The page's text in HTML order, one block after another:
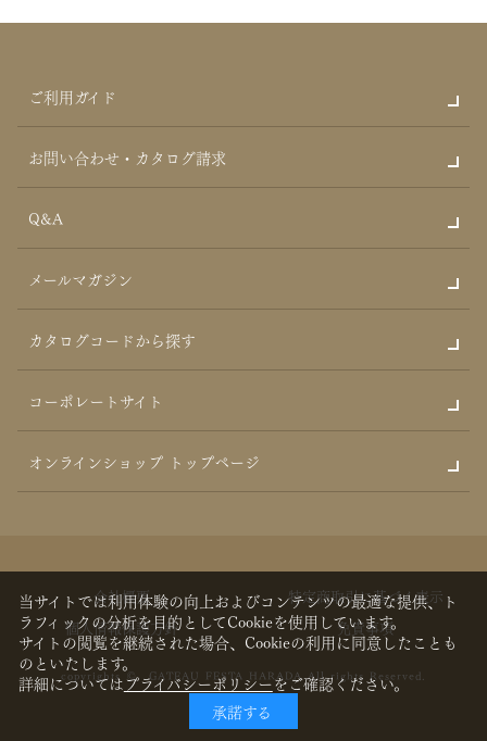
ご利用ガイド
お問い合わせ・カタログ請求
Q&A
メールマガジン
カタログコードから探す
コーポレートサイト
オンラインショップ トップページ
会社概要
特定商取引に基づく表示
個人情報保護方針
免責事項
copyrights © GATEAU FESTA HARADA All rights Reserved.
当サイトでは利用体験の向上およびコンテンツの最適な提供、ト
ラフィックの分析を目的としてCookieを使用しています。
サイトの閲覧を継続された場合、Cookieの利用に同意したことも
のといたします。
詳細についてはプライバシーポリシーをご確認ください。
承諾する